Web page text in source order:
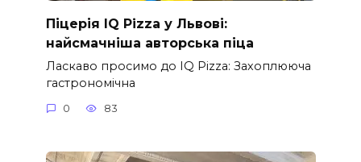
Піцерія IQ Pizza у Львові:
найсмачніша авторська піца
Ласкаво просимо до IQ Pizza: Захоплююча
гастрономічна
0 83